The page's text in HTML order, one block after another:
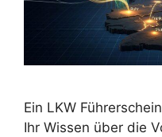
Ein LKW
Ihr Wissen über die